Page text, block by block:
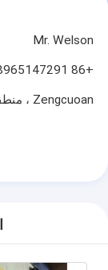
Mr. Welson
+86 18965147291
Zengcuoan ، منطقة Siming ، شيامن ، الصين 36000